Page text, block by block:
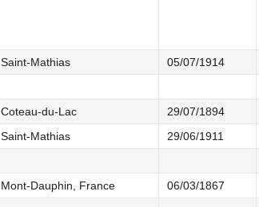
Saint-Mathias
05/07/1914
Coteau-du-Lac
29/07/1894
Saint-Mathias
29/06/1911
Mont-Dauphin, France 06/03/1867